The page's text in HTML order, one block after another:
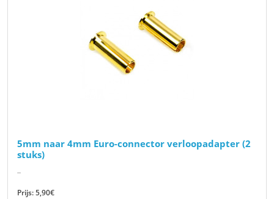
5mm naar 4mm Euro-connector verloopadapter (2
stuks)
..
Prijs: 5,90€